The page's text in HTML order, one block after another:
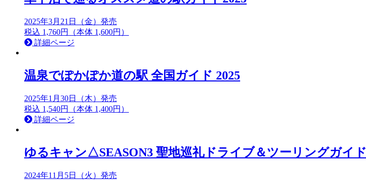
2025年3月21日（金）発売
税込 1,760円（本体 1,600円）
詳細ページ
温泉でぽかぽか道の駅 全国ガイド 2025
2025年1月30日（木）発売
税込 1,540円（本体 1,400円）
詳細ページ
ゆるキャン△SEASON3 聖地巡礼ドライブ＆ツーリングガイド
2024年11月5日（火）発売